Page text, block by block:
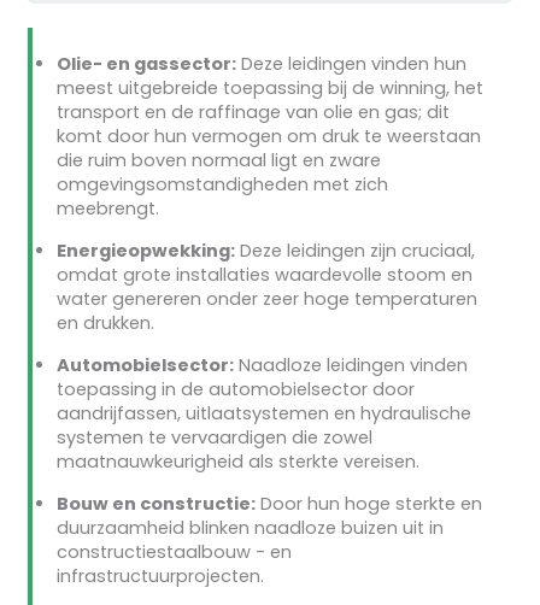
Olie- en gassector:Deze leidingen vinden hun
meest uitgebreide toepassing bij de winning, het
transport en de raffinage van olie en gas; dit
komt door hun vermogen om druk te weerstaan
die ruim boven normaal ligt en zware
omgevingsomstandigheden met zich
meebrengt.
Energieopwekking:Deze leidingen zijn cruciaal,
omdat grote installaties waardevolle stoom en
water genereren onder zeer hoge temperaturen
en drukken.
Automobielsector:Naadloze leidingen vinden
toepassing in de automobielsector door
aandrijfassen, uitlaatsystemen en hydraulische
systemen te vervaardigen die zowel
maatnauwkeurigheid als sterkte vereisen.
Bouw en constructie:Door hun hoge sterkte en
duurzaamheid blinken naadloze buizen uit in
constructiestaalbouw - en
infrastructuurprojecten.